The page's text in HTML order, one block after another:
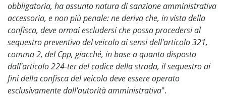
obbligatoria, ha assunto natura di sanzione amministrativa
accessoria, e non più penale: ne deriva che, in vista della
confisca, deve ormai escludersi che possa procedersi al
sequestro preventivo del veicolo ai sensi dell'articolo 321,
comma 2, del Cpp, giacché, in base a quanto disposto
dall'articolo 224-ter del codice della strada, il sequestro ai
fini della confisca del veicolo deve essere operato
esclusivamente dall'autorità amministrativa".